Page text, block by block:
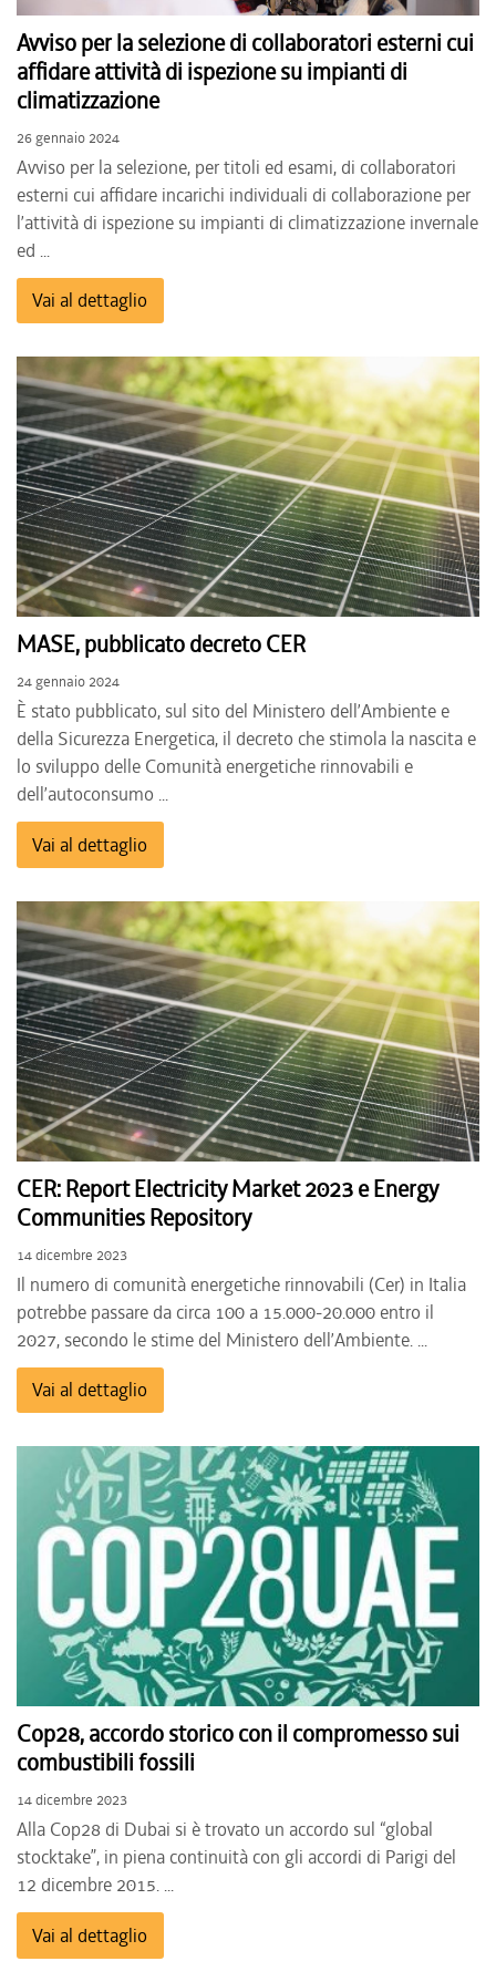
Avviso per la selezione di collaboratori esterni cui
affidare attività di ispezione su impianti di
climatizzazione
26 gennaio 2024
Avviso per la selezione, per titoli ed esami, di collaboratori
esterni cui affidare incarichi individuali di collaborazione per
l’attività di ispezione su impianti di climatizzazione invernale
ed ...
Vai al dettaglio
MASE, pubblicato decreto CER
24 gennaio 2024
È stato pubblicato, sul sito del Ministero dell’Ambiente e
della Sicurezza Energetica, il decreto che stimola la nascita e
lo sviluppo delle Comunità energetiche rinnovabili e
dell’autoconsumo ...
Vai al dettaglio
CER: Report Electricity Market 2023 e Energy
Communities Repository
14 dicembre 2023
Il numero di comunità energetiche rinnovabili (Cer) in Italia
potrebbe passare da circa 100 a 15.000-20.000 entro il
2027, secondo le stime del Ministero dell’Ambiente. ...
Vai al dettaglio
Cop28, accordo storico con il compromesso sui
combustibili fossili
14 dicembre 2023
Alla Cop28 di Dubai si è trovato un accordo sul “global
stocktake”, in piena continuità con gli accordi di Parigi del
12 dicembre 2015. ...
Vai al dettaglio